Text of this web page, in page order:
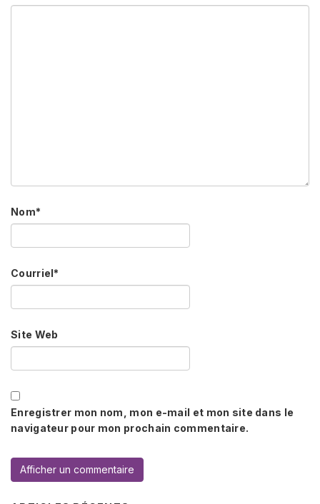
Nom*
Courriel*
Site Web
Enregistrer mon nom, mon e-mail et mon site dans le
navigateur pour mon prochain commentaire.